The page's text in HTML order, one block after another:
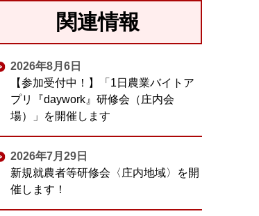
関連情報
2026年8月6日
【参加受付中！】「1日農業バイトア
プリ『daywork』研修会（庄内会
場）」を開催します
2026年7月29日
新規就農者等研修会〈庄内地域〉を開
催します！